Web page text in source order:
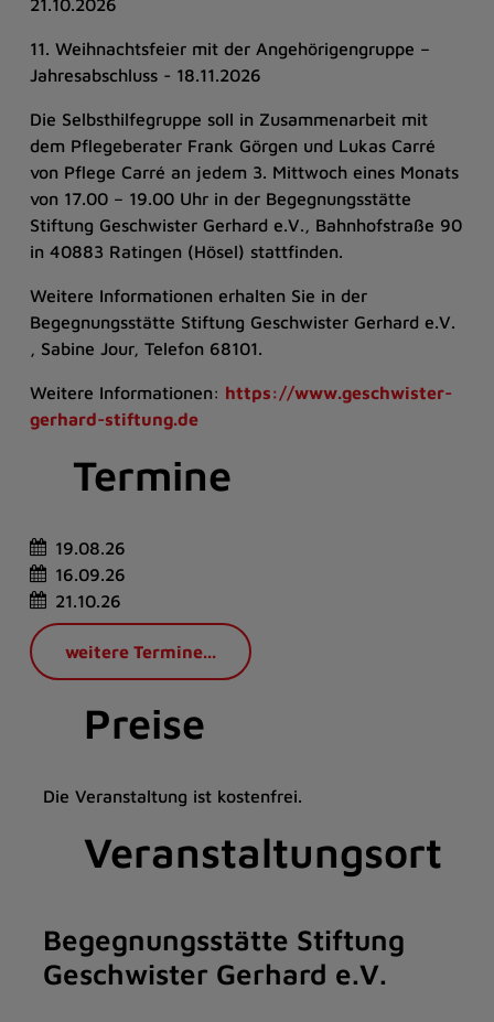
21.10.2026
11. Weihnachtsfeier mit der Angehörigengruppe –
Jahresabschluss - 18.11.2026
Die Selbsthilfegruppe soll in Zusammenarbeit mit
dem Pflegeberater Frank Görgen und Lukas Carré
von Pflege Carré an jedem 3. Mittwoch eines Monats
von 17.00 – 19.00 Uhr in der Begegnungsstätte
Stiftung Geschwister Gerhard e.V., Bahnhofstraße 90
in 40883 Ratingen (Hösel) stattfinden.
Weitere Informationen erhalten Sie in der
Begegnungsstätte Stiftung Geschwister Gerhard e.V.
, Sabine Jour, Telefon 68101.
Weitere Informationen: https://www.geschwister-
gerhard-stiftung.de
Termine
19.08.26
16.09.26
21.10.26
weitere Termine...
Preise
Die Veranstaltung ist kostenfrei.
Veranstaltungsort
Begegnungsstätte Stiftung
Geschwister Gerhard e.V.